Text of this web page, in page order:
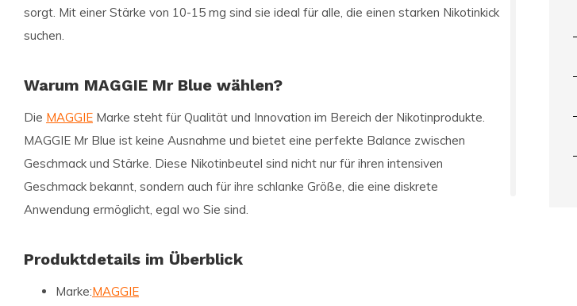
sorgt. Mit einer Stärke von 10-15 mg sind sie ideal für alle, die einen starken Nikotinkick
suchen.
Warum MAGGIE Mr Blue wählen?
Die MAGGIE Marke steht für Qualität und Innovation im Bereich der Nikotinprodukte.
MAGGIE Mr Blue ist keine Ausnahme und bietet eine perfekte Balance zwischen
Geschmack und Stärke. Diese Nikotinbeutel sind nicht nur für ihren intensiven
Geschmack bekannt, sondern auch für ihre schlanke Größe, die eine diskrete
Anwendung ermöglicht, egal wo Sie sind.
Produktdetails im Überblick
Marke:MAGGIE